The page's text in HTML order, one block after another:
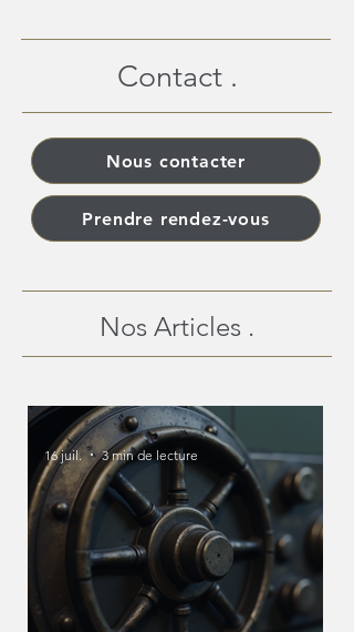
Contact .
Nous contacter
Prendre rendez-vous
Nos Articles .
16 juil. 3 min de lecture